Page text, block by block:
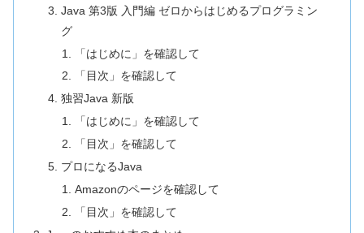
Java 第3版 入門編 ゼロからはじめるプログラミン
グ
「はじめに」を確認して
「目次」を確認して
独習Java 新版
「はじめに」を確認して
「目次」を確認して
プロになるJava
Amazonのページを確認して
「目次」を確認して